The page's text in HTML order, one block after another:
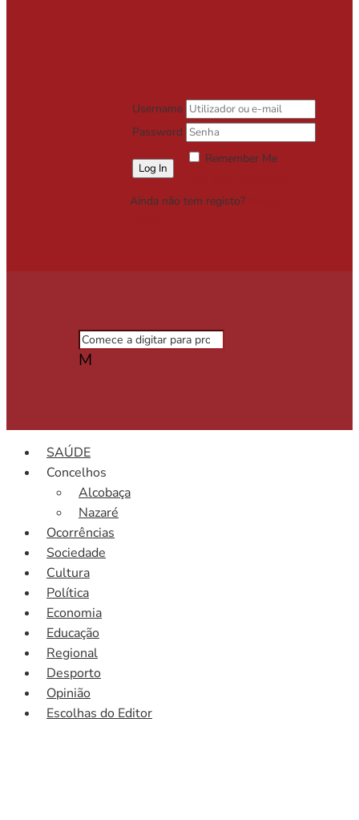
Username
Password
Remember Me
Ainda não tem registo?
M
SAÚDE
Concelhos
Alcobaça
Nazaré
Ocorrências
Sociedade
Cultura
Política
Economia
Educação
Regional
Desporto
Opinião
Escolhas do Editor